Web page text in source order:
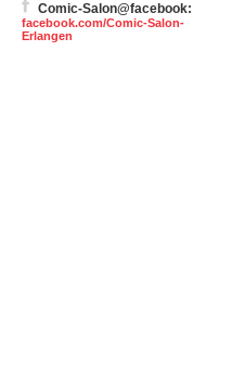
Comic-Salon@facebook:
facebook.com/Comic-Salon-
Erlangen